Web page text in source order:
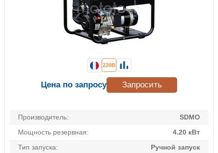
Производитель:
SDMO
Мощность резервная:
4.20 кВт
Тип запуска:
Ручной запуск
220В
Цена по запросу Запросить